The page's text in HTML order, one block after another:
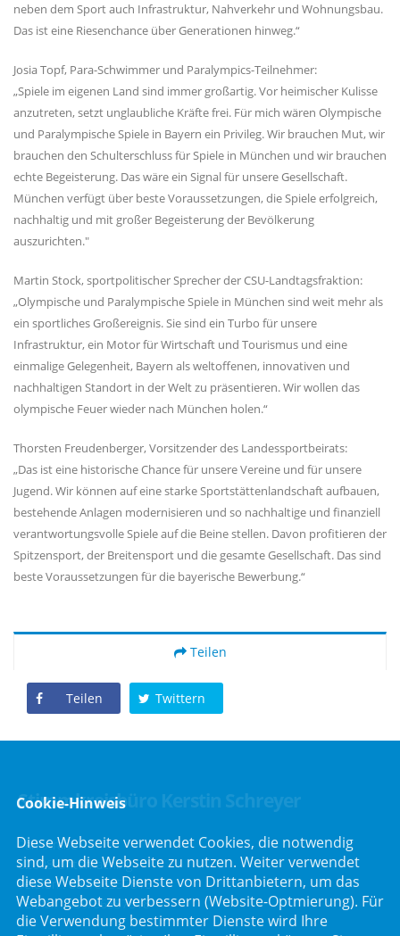
neben dem Sport auch Infrastruktur, Nahverkehr und Wohnungsbau.
Das ist eine Riesenchance über Generationen hinweg.“
Josia Topf, Para-Schwimmer und Paralympics-Teilnehmer:
Spiele im eigenen Land sind immer großartig. Vor heimischer Kulisse
anzutreten, setzt unglaubliche Kräfte frei. Für mich wären Olympische
und Paralympische Spiele in Bayern ein Privileg. Wir brauchen Mut, wir
brauchen den Schulterschluss für Spiele in München und wir brauchen
echte Begeisterung. Das wäre ein Signal für unsere Gesellschaft.
München verfügt über beste Voraussetzungen, die Spiele erfolgreich,
nachhaltig und mit großer Begeisterung der Bevölkerung
auszurichten."
Martin Stock, sportpolitischer Sprecher der CSU-Landtagsfraktion:
Olympische und Paralympische Spiele in München sind weit mehr als
ein sportliches Großereignis. Sie sind ein Turbo für unsere
Infrastruktur, ein Motor für Wirtschaft und Tourismus und eine
einmalige Gelegenheit, Bayern als weltoffenen, innovativen und
nachhaltigen Standort in der Welt zu präsentieren. Wir wollen das
olympische Feuer wieder nach München holen.“
Thorsten Freudenberger, Vorsitzender des Landessportbeirats:
Das ist eine historische Chance für unsere Vereine und für unsere
Jugend. Wir können auf eine starke Sportstättenlandschaft aufbauen,
bestehende Anlagen modernisieren und so nachhaltige und finanziell
verantwortungsvolle Spiele auf die Beine stellen. Davon profitieren der
Spitzensport, der Breitensport und die gesamte Gesellschaft. Das sind
beste Voraussetzungen für die bayerische Bewerbung.“
Teilen
Teilen Twittern
Stimmkreisbüro Kerstin Schreyer
Parkstraße 19
82008 Unterhaching
Telefon :089/66557816
Telefax : 089/66557818
Cookie-Hinweis
Diese Webseite verwendet Cookies, die notwendig
sind, um die Webseite zu nutzen. Weiter verwendet
diese Webseite Dienste von Drittanbietern, um das
Webangebot zu verbessern (Website-Optmierung). Für
die Verwendung bestimmter Dienste wird Ihre